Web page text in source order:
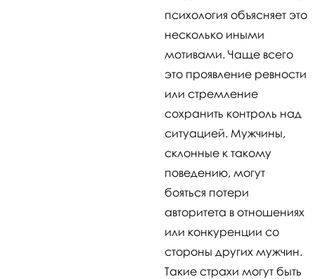
психология объясняет это
несколько иными
мотивами. Чаще всего
это проявление ревности
или стремление
сохранить контроль над
ситуацией. Мужчины,
склонные к такому
поведению, могут
бояться потери
авторитета в отношениях
или конкуренции со
стороны других мужчин.
Такие страхи могут быть